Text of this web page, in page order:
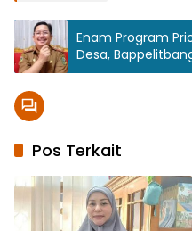
Moutong
Pemkab
Parigi
Ramadhan
1447 H
Enam Program
Desa,
Pembangunan
Pos Terkait